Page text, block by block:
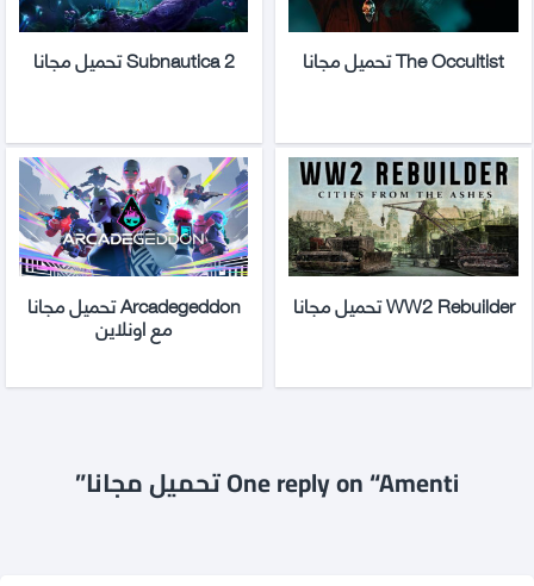
The Occultist تحميل مجانا Subnautica 2 تحميل مجانا
WW2 Rebuilder تحميل مجانا Arcadegeddon تحميل مجانا
مع اونلاين
One reply on “Amenti تحميل مجانا”